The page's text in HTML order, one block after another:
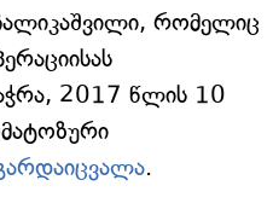
რომელიც
2017 წლის 10
.